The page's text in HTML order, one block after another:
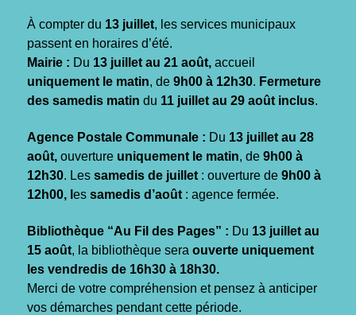
À compter du 13 juillet, les services municipaux
passent en horaires d’été.
Mairie : Du 13 juillet au 21 août, accueil
uniquement le matin, de 9h00 à 12h30. Fermeture
des samedis matin du 11 juillet au 29 août inclus.
Agence Postale Communale : Du 13 juillet au 28
août, ouverture uniquement le matin, de 9h00 à
12h30. Les samedis de juillet : ouverture de 9h00 à
12h00, l es samedis d’août : agence fermée.
Bibliothèque “Au Fil des Pages” : Du 13 juillet au
15 août, la bibliothèque sera ouverte uniquement
les vendredis de 16h30 à 18h30.
Merci de votre compréhension et pensez à anticiper
vos démarches pendant cette période.